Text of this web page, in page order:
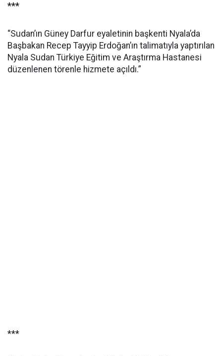
***
“Sudan’ın Güney Darfur eyaletinin başkenti Nyala’da
Başbakan Recep Tayyip Erdoğan’ın talimatıyla yaptırılan
Nyala Sudan Türkiye Eğitim ve Araştırma Hastanesi
düzenlenen törenle hizmete açıldı.”
***